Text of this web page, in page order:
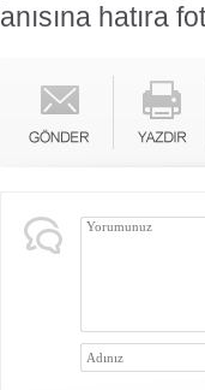
anısına hatıra